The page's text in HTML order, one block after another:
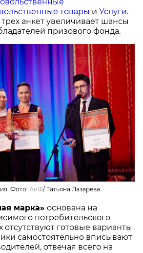
товары иУслуги.
анкет увеличивает шансы
призового фонда.
Фото:АиФ/Татьяна Лазарева.
марка»основана на
потребительского
отсутствуют готовые варианты
самостоятельно вписывают
отвечая всего на